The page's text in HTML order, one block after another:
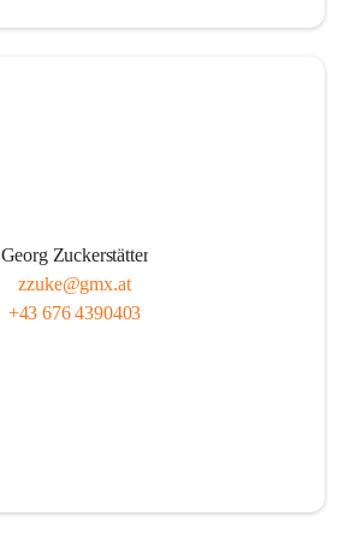
Georg Zuckerstätter
zzuke@gmx.at
+43 676 4390403